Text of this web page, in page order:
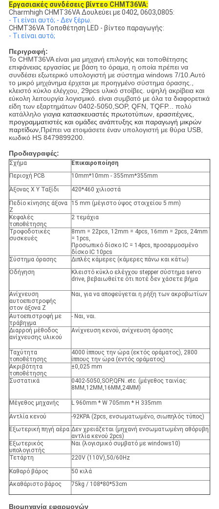
Εργασιακές συνδέσεις βίντεο CHMT36VA:
Charmhigh CHMT36VA Δουλεύει με 0402, 0603,0805:
- Τι είναι αυτό; - Δεν ξέρω.
CHMT36VA Τοποθέτηση LED - βίντεο παραγωγής:
- Τι είναι αυτό;
Περιγραφή:
Το CHMT36VA είναι μια μηχανή επιλογής και τοποθέτησης
επιφάνειας εργασίας με βάση το όραμα, η οποία πρέπει να
συνδέσει εξωτερικό υπολογιστή με σύστημα windows 7/10.Αυτό
το μικρό μηχάνημα έρχεται με προηγμένο σύστημα όρασης.,
κλειστό κύκλο ελέγχου, 29pcs υλικό στοίβες. υψηλή ακρίβεια και
εύκολη λειτουργία λογισμικό. είναι συμβατό με όλα τα διαφορετικά
είδη των εξαρτημάτων 0402-5050,SOP, QFN, TQFP... πολύ
κατάλληλο γιαγια κατασκευαστές πρωτοτύπων, ερασιτέχνες,
προγραμματιστές και ομάδες ανάπτυξης και παραγωγή μικρών
παρτίδων,Πρέπει να ετοιμάσετε έναν υπολογιστή με θύρα USB,
κωδικό HS 8479899200.
Προδιαγραφές:
Σχήμα
Επικαιροποίηση
Περιοχή PCB
10mm*10mm - 355mm*355mm
Άξονας X Y Ταξίδι
420*460 χιλιοστά
Πεδίο κίνησης άξονα
Z
15 mm (μέγιστο ύψος στοιχείου 5 mm)
Κεφαλές
τοποθέτησης
2 τεμάχια
Τροφοδοτικές
συσκευές
8mm = 22pcs, 12mm = 4pcs, 16mm = 2pcs, 24mm
= 1pcs,
Προσωπικό δίσκο IC = 14pcs, προσαρμοσμένο
δίσκο IC 10pcs
Σύστημα όρασης
Διπλές κάμερες (κάμερες πάνω και κάτω)
Οδήγηση
Κλειστό κύκλο ελέγχου stepper σύστημα servo
drive, βεβαιωθείτε ότι ποτέ δεν χάσετε βήμα
Ανίχνευση
αυτοεπιστροφής
στον άξονα Z
Ναι, για να αποφεύγεται η ρήξη των ακροβωτίων
Αυτοεπιστροφή με
τράβηγμα
- Ναι, ναι.
Διαρροή μέθοδος
ανίχνευσης υλικού
Ανίχνευση κενού, ανίχνευση όρασης
Ταχύτητα
τοποθέτησης
4000 ίππους την ώρα (εκτός οράματος), 2800
ίππους την ώρα (εντός οράματος)
Ακριβότητα
τοποθέτησης
±0,025 mm
Συστατικά
0402-5050,SOP,QFN..etc. (μέγεθος ταινίας:
8MM,12MM,16MM,24MM)
Μέγεθος μηχανής
L 960mm * W 705mm * H 335mm
Αντλία κενού
-92KPA (2pcs, ενσωματωμένο, σιωπηλός τύπος)
Εξωτερική πηγή αέρα Δεν χρειάζεται (μηχανή ενσωματωμένη αθόρυβη
αντλία κενού 2pcs)
Εξωτερικός
υπολογιστής
Ναι (λογισμικό συμβατό με windows10)
Τετάρτη
220V (110V),50/60Hz
Καθαρό βάρος
50 κιλά
Ακαθάριστο βάρος
75kg / 108*80*53cm
Βιομηχανία εφαρμογών